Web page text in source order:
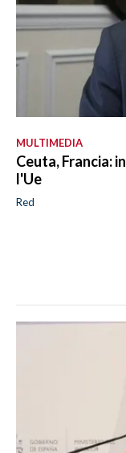
MULTIMEDIA
Ceuta, Francia:
l'Ue
Red